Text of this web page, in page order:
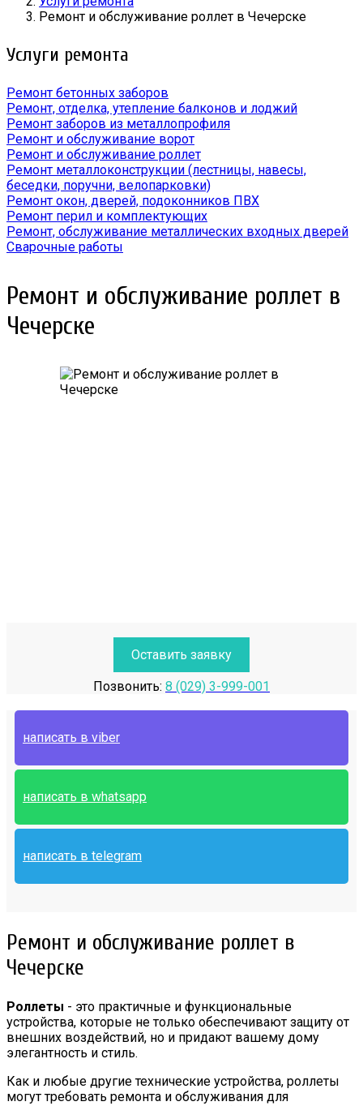
Ремонт и обслуживание роллет в Чечерске
Услуги ремонта
Ремонт бетонных заборов
Ремонт, отделка, утепление балконов и лоджий
Ремонт заборов из металлопрофиля
Ремонт и обслуживание ворот
Ремонт и обслуживание роллет
Ремонт металлоконструкции (лестницы, навесы,
беседки, поручни, велопарковки)
Ремонт окон, дверей, подоконников ПВХ
Ремонт перил и комплектующих
Ремонт, обслуживание металлических входных дверей
Сварочные работы
Ремонт и обслуживание роллет в
Чечерске
Оставить заявку
Позвонить: 8 (029) 3-999-001
написать в viber
написать в whatsapp
написать в telegram
Ремонт и обслуживание роллет в
Чечерске
Роллеты - это практичные и функциональные
устройства, которые не только обеспечивают защиту от
внешних воздействий, но и придают вашему дому
элегантность и стиль.
Как и любые другие технические устройства, роллеты
могут требовать ремонта и обслуживания для